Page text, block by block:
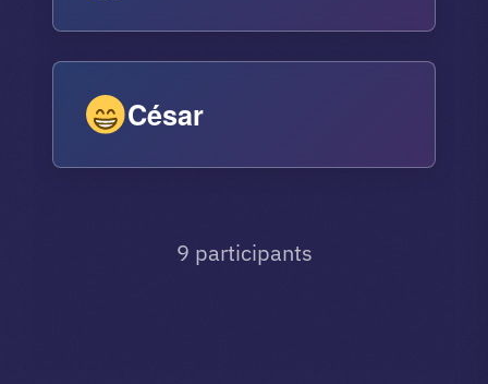
César
9 participants